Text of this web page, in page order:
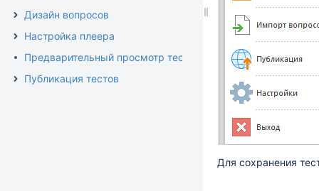
Дизайн вопросов
Настройка плеера
Предварительный просмотр теста
Публикация тестов
Для сохранения